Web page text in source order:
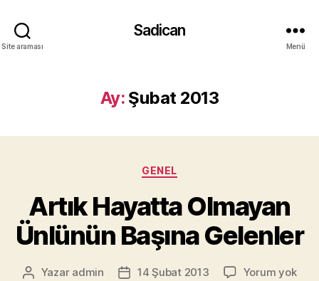
Site araması
Sadican
Menü
Ay: Şubat 2013
Kategoriler
GENEL
Artık Hayatta Olmayan
Ünlünün Başına Gelenler
Yazının
Yazar admin
Yazı14 Şubat 2013 Yorum yokArtık